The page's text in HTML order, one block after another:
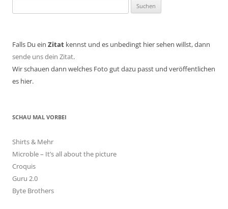
nach:
Falls Du ein Zitat kennst und es unbedingt hier sehen willst, dann
sende uns dein Zitat.
Wir schauen dann welches Foto gut dazu passt und veröffentlichen
es hier.
SCHAU MAL VORBEI
Shirts & Mehr
Microble – It’s all about the picture
Croquis
Guru 2.0
Byte Brothers